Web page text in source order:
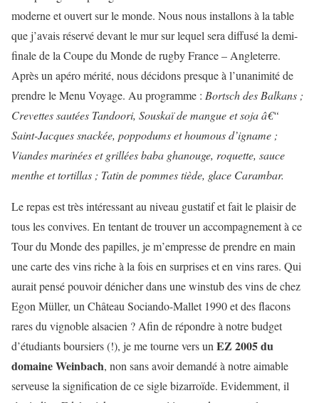
moderne et ouvert sur le monde. Nous nous installons à la table
que j’avais réservé devant le mur sur lequel sera diffusé la demi-
finale de la Coupe du Monde de rugby France – Angleterre.
Après un apéro mérité, nous décidons presque à l’unanimité de
prendre le Menu Voyage. Au programme : Bortsch des Balkans ;
Crevettes sautées Tandoori, Souskaï de mangue et soja â€“
Saint-Jacques snackée, poppodums et houmous d’igname ;
Viandes marinées et grillées baba ghanouge, roquette, sauce
menthe et tortillas ; Tatin de pommes tiède, glace Carambar.
Le repas est très intéressant au niveau gustatif et fait le plaisir de
tous les convives. En tentant de trouver un accompagnement à ce
Tour du Monde des papilles, je m’empresse de prendre en main
une carte des vins riche à la fois en surprises et en vins rares. Qui
aurait pensé pouvoir dénicher dans une winstub des vins de chez
Egon Müller, un Château Sociando-Mallet 1990 et des flacons
rares du vignoble alsacien ? Afin de répondre à notre budget
d’étudiants boursiers (!), je me tourne vers un EZ 2005 du
domaine Weinbach, non sans avoir demandé à notre aimable
serveuse la signification de ce sigle bizarroïde. Evidemment, il